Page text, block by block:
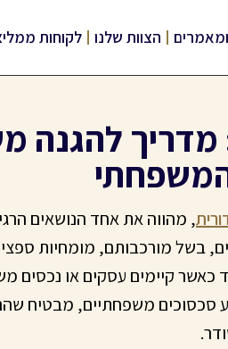
הצוות שלנו לקוחות
מדריך להגנה
, מהווה את אחד הנושאים
מורכבותם, מומחיות
קיימים עסקים או נכסים
סכסוכים משפחתיים, מבטיח